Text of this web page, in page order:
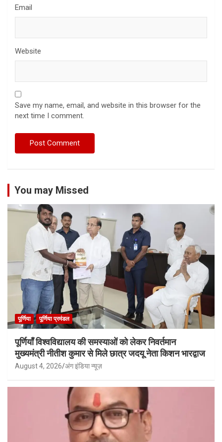
Email
Website
Save my name, email, and website in this browser for the
next time I comment.
You may Missed
पूर्णिया पूर्णिया प्रमंडल
पूर्णियाँ विश्वविद्यालय की समस्याओं को लेकर निवर्तमान
मुख्यमंत्री नीतीश कुमार से मिले छात्र जदयू नेता किशन भारद्वाज
August 4, 2026 अंग इंडिया न्यूज़